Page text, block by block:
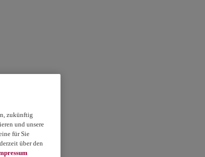
zukünftig
und unsere
für Sie
über den